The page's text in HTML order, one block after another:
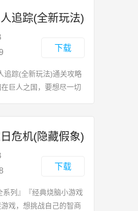
追踪(全新玩法)
下载
追踪(全新玩法)通关攻略
巨人之国，要想尽一切
危机(隐藏假象)
下载
系列』『经典烧脑小游戏
戏，想挑战自己的智商